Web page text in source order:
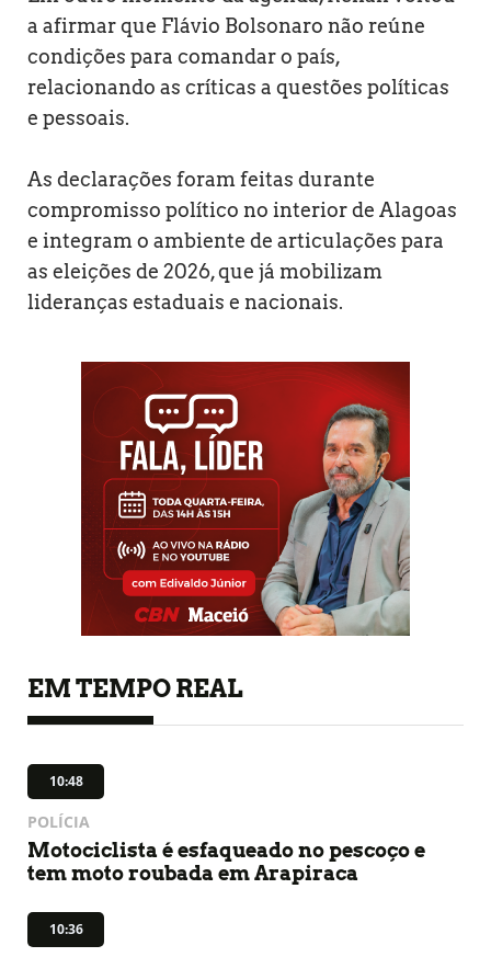
a afirmar que Flávio Bolsonaro não reúne
condições para comandar o país,
relacionando as críticas a questões políticas
e pessoais.
As declarações foram feitas durante
compromisso político no interior de Alagoas
e integram o ambiente de articulações para
as eleições de 2026, que já mobilizam
lideranças estaduais e nacionais.
EM TEMPO REAL
10:48
POLÍCIA
Motociclista é esfaqueado no pescoço e
tem moto roubada em Arapiraca
10:36